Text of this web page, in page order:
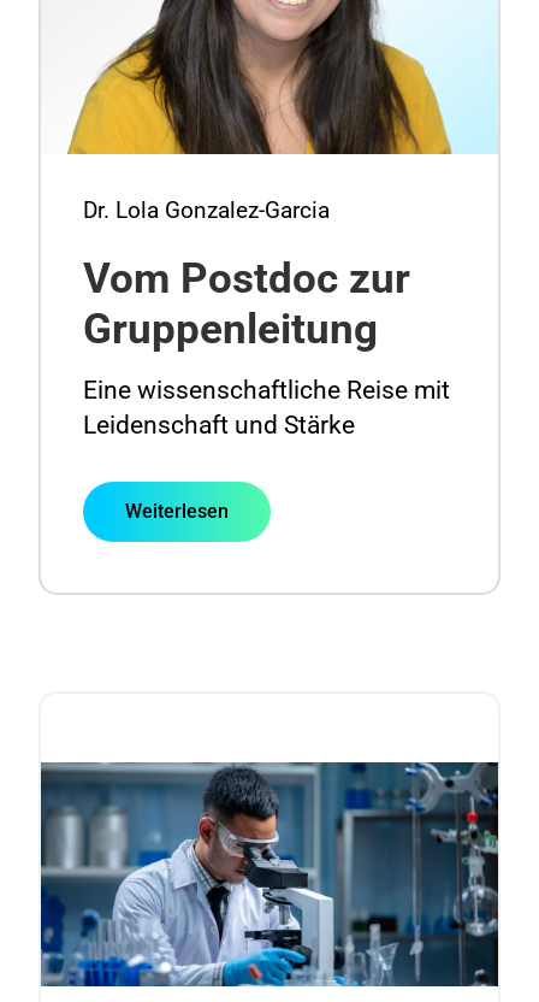
Dr. Lola Gonzalez-Garcia
Vom Postdoc zur
Gruppenleitung
Eine wissenschaftliche Reise mit
Leidenschaft und Stärke
Weiterlesen